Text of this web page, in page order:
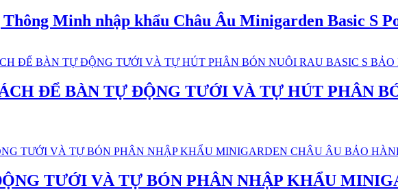
Minh nhập khẩu Châu Âu Minigarden Basic S
ĐỂ BÀN TỰ ĐỘNG TƯỚI VÀ TỰ HÚT PHÂN
TƯỚI VÀ TỰ BÓN PHÂN NHẬP KHẨU